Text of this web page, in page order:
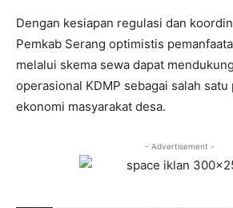
Dengan kesiapan regulasi dan
Pemkab Serang optimistis
melalui skema sewa dapat
operasional KDMP sebagai salah
ekonomi masyarakat desa.
- Advertisement -